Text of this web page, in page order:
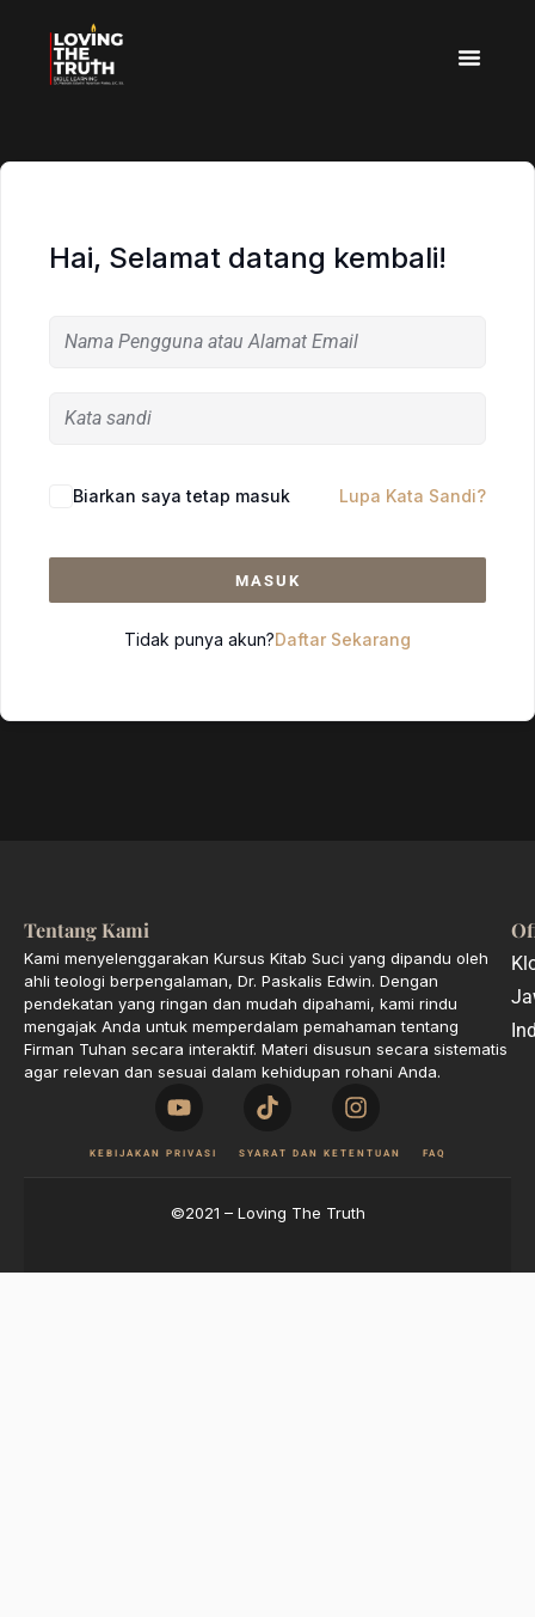
Hai, Selamat datang kembali!
Biarkan saya tetap masuk Lupa Kata Sandi?
MASUK
Tidak punya akun?Daftar Sekarang
Tentang Kami
Kami menyelenggarakan Kursus Kitab Suci yang dipandu oleh
ahli teologi berpengalaman, Dr. Paskalis Edwin. Dengan
pendekatan yang ringan dan mudah dipahami, kami rindu
mengajak Anda untuk memperdalam pemahaman tentang
Firman Tuhan secara interaktif. Materi disusun secara sistematis
agar relevan dan sesuai dalam kehidupan rohani Anda.
KEBIJAKAN PRIVASI SYARAT DAN KETENTUAN FAQ
©2021 – Loving The Truth